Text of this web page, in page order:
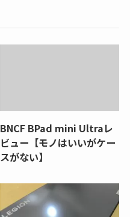
BNCF BPad mini Ultraレ
ビュー【モノはいいがケー
スがない】